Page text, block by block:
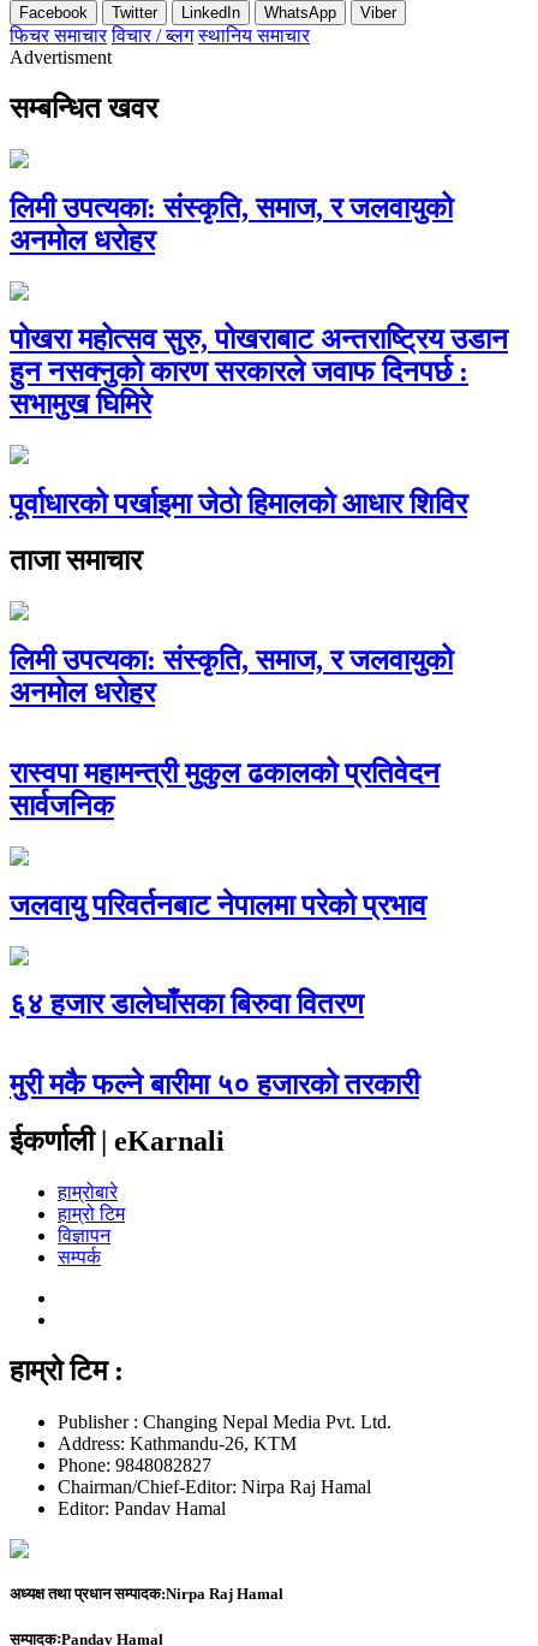
Facebook Twitter LinkedIn WhatsApp Viber
फिचर समाचार विचार / ब्लग स्थानिय समाचार
Advertisment
सम्बन्धित खवर
लिमी उपत्यका: संस्कृति, समाज, र जलवायुको
अनमोल धरोहर
पोखरा महोत्सव सुरु, पोखराबाट अन्तराष्ट्रिय उडान
हुन नसक्नुको कारण सरकारले जवाफ दिनपर्छ :
सभामुख घिमिरे
पूर्वाधारको पर्खाइमा जेठाे हिमालको आधार शिविर
ताजा समाचार
लिमी उपत्यका: संस्कृति, समाज, र जलवायुको
अनमोल धरोहर
रास्वपा महामन्त्री मुकुल ढकालको प्रतिवेदन
सार्वजनिक
जलवायु परिवर्तनबाट नेपालमा परेको प्रभाव
६४ हजार डालेघाँसका बिरुवा वितरण
मुरी मकै फल्ने बारीमा ५० हजारको तरकारी
ईकर्णाली | eKarnali
हाम्रोबारे
हाम्रो टिम
विज्ञापन
सम्पर्क
हाम्रो टिम :
Publisher : Changing Nepal Media Pvt. Ltd.
Address: Kathmandu-26, KTM
Phone: 9848082827
Chairman/Chief-Editor: Nirpa Raj Hamal
Editor: Pandav Hamal
अध्यक्ष तथा प्रधान सम्पादक:Nirpa Raj Hamal
सम्पादकःPandav Hamal